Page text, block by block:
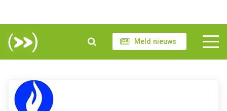
Meld nieuws